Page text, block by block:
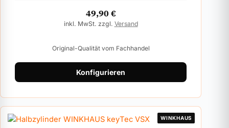
49,90€
inkl. MwSt. zzgl. Versand
Original-Qualität vom Fachhandel
Konfigurieren
WINKHAUS